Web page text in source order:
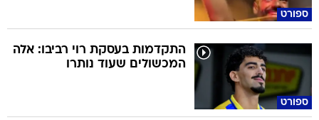
ספורט
ספורט
התקדמות בעסקת רוי רביבו: אלה
המכשולים שעוד נותרו